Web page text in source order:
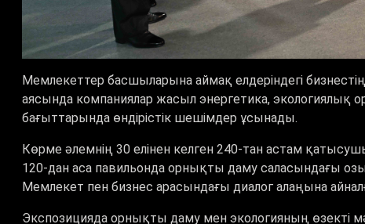
Мемлекеттер басшыларына аймақ елдеріндегі
аясында компаниялар жасыл энергетика,
бағыттарында өндірістік шешімдер ұсынады.
Көрме әлемнің 30 елінен келген 240-тан астам
120-дан аса павильонда орнықты даму саласындағы
Мемлекет пен бизнес арасындағы диалог алаңына
Экспозицияда орнықты даму мен экологияның өзекті